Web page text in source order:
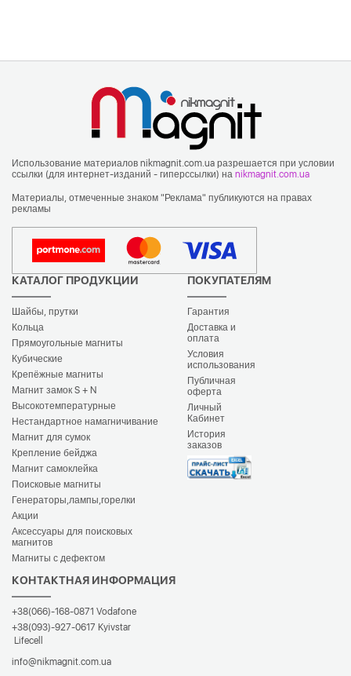
Использование материалов nikmagnit.com.ua разрешается при условии
ссылки (для интернет-изданий - гиперссылки) на nikmagnit.com.ua
Материалы, отмеченные знаком "Реклама" публикуются на правах
рекламы
КАТАЛОГ ПРОДУКЦИИ
Шайбы, прутки
Кольца
Прямоугольные магниты
Кубические
Крепёжные магниты
Магнит замок S + N
Высокотемпературные
Нестандартное намагничивание
Магнит для сумок
Крепление бейджа
Магнит самоклейка
Поисковые магниты
Генераторы,лампы,горелки
Акции
Аксессуары для поисковых
магнитов
Магниты с дефектом
ПОКУПАТЕЛЯМ
Гарантия
Доставка и
оплата
Условия
использования
Публичная
оферта
Личный
Кабинет
История
заказов
КОНТАКТНАЯ ИНФОРМАЦИЯ
+38(066)-168-0871 Vodafone
+38(093)-927-0617 Kyivstar
Lifecell
info@nikmagnit.com.ua